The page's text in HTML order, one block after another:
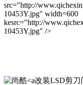
src="http://
10453Y.jpg" width=600
kesrc="http://
10453Y.jpg" />
改装LSD剪刀